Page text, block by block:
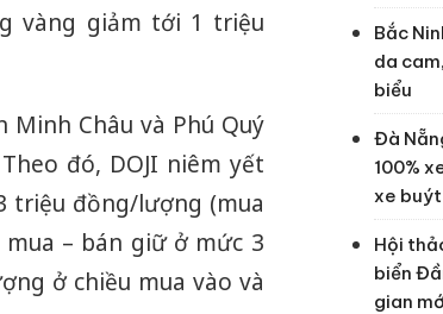
vàng giảm tới 1 triệu
Minh Châu và Phú Quý
đó, DOJI niêm yết
triệu đồng/lượng (mua
– bán giữ ở mức 3
ở chiều mua vào và
Bắc
da
biểu
Đà
100%
xe
Hội
biển
gian